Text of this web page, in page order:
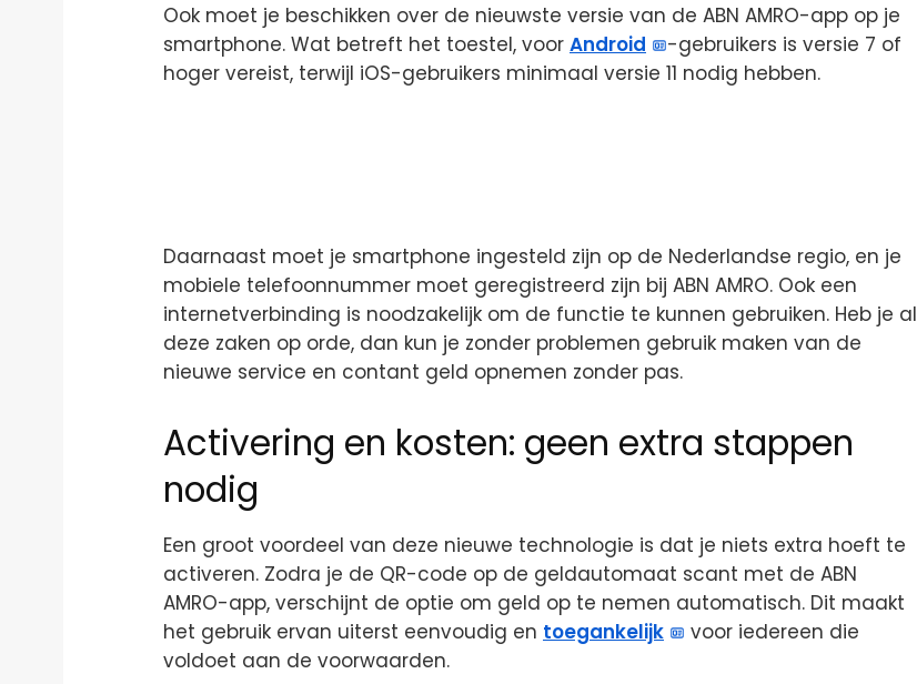
Ook moet je beschikken over de nieuwste versie van de ABN AMRO-app op je
smartphone. Wat betreft het toestel, voor Android
-gebruikers is versie 7 of
hoger vereist, terwijl iOS-gebruikers minimaal versie 11 nodig hebben.
Daarnaast moet je smartphone ingesteld zijn op de Nederlandse regio, en je
mobiele telefoonnummer moet geregistreerd zijn bij ABN AMRO. Ook een
internetverbinding is noodzakelijk om de functie te kunnen gebruiken. Heb je al
deze zaken op orde, dan kun je zonder problemen gebruik maken van de
nieuwe service en contant geld opnemen zonder pas.
Activering en kosten: geen extra stappen
nodig
Een groot voordeel van deze nieuwe technologie is dat je niets extra hoeft te
activeren. Zodra je de QR-code op de geldautomaat scant met de ABN
AMRO-app, verschijnt de optie om geld op te nemen automatisch. Dit maakt
het gebruik ervan uiterst eenvoudig en toegankelijk
voor iedereen die
voldoet aan de voorwaarden.